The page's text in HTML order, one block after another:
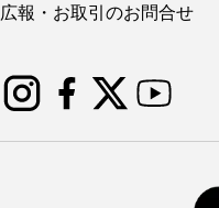
広報・お取引のお問合せ